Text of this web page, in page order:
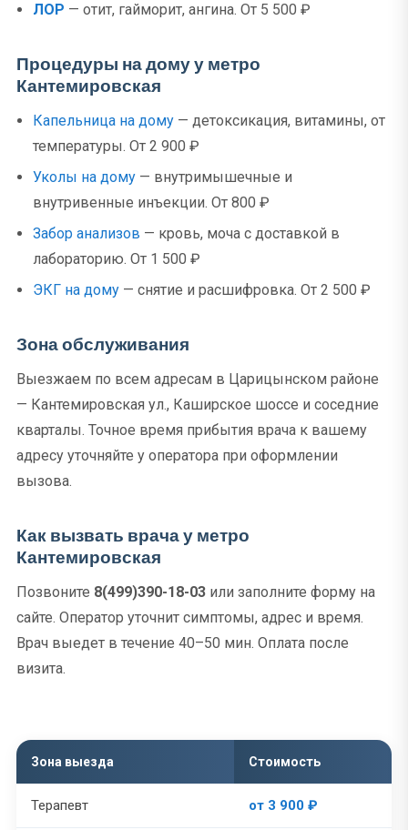
ЛОР — отит, гайморит, ангина. От 5 500 ₽
Процедуры на дому у метро
Кантемировская
Капельница на дому — детоксикация, витамины, от
температуры. От 2 900 ₽
Уколы на дому — внутримышечные и
внутривенные инъекции. От 800 ₽
Забор анализов — кровь, моча с доставкой в
лабораторию. От 1 500 ₽
ЭКГ на дому — снятие и расшифровка. От 2 500 ₽
Зона обслуживания
Выезжаем по всем адресам в Царицынском районе
— Кантемировская ул., Каширское шоссе и соседние
кварталы. Точное время прибытия врача к вашему
адресу уточняйте у оператора при оформлении
вызова.
Как вызвать врача у метро
Кантемировская
Позвоните 8(499)390-18-03 или заполните форму на
сайте. Оператор уточнит симптомы, адрес и время.
Врач выедет в течение 40–50 мин. Оплата после
визита.
Зона выезда Стоимость
Терапевт от 3 900 ₽